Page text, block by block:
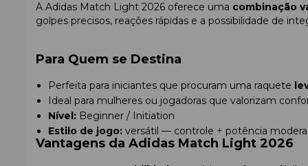
A Adidas Match Light 2026 oferece uma combinação
golpes precisos, reações rápidas e a possibilidade de
Para Quem se Destina
Perfeita para iniciantes que procuram uma raquete
Ideal para mulheres ou jogadoras que valorizam
Nível: Beginner / Initiation
Estilo de jogo: versátil — controle + potência
Vantagens da Adidas Match Light 2026